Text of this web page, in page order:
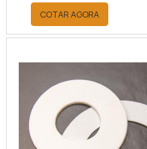
mercado e achando
qualidade.UM POUCO
VEDAÇÕES PARA
em uma empresa
com seus serviços,
System Seal. É
gaxetas tipo u e
garantindo a satisfação
COTAR AGORA